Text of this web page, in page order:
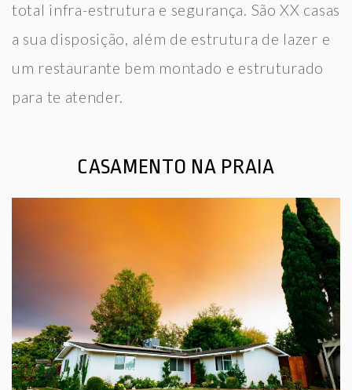
total infra-estrutura e segurança. São XX casas
a sua disposição, além de estrutura de lazer e
um restaurante bem montado e estruturado
para te atender.
CASAMENTO NA PRAIA